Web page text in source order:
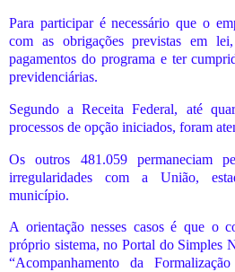
Para participar é necessário que o
com as obrigações previstas em
pagamentos do programa e ter
previdenciárias.
Segundo a Receita Federal, até
processos de opção iniciados, foram
Os outros 481.059 permaneciam
irregularidades com a União,
município.
A orientação nesses casos é que o
próprio sistema, no Portal do Simples
“Acompanhamento da